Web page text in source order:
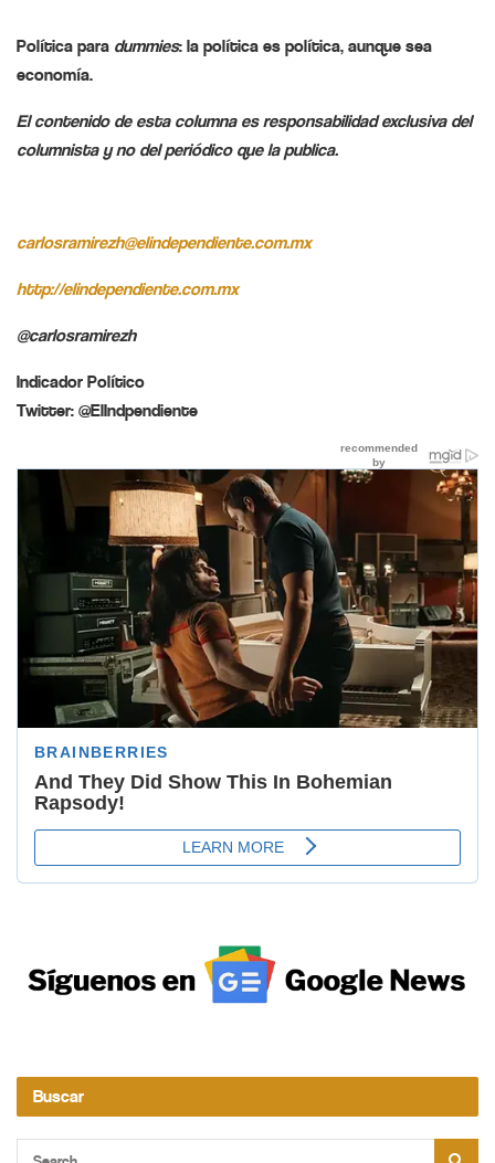
Política para dummies: la política es política, aunque sea
economía.
El contenido de esta columna es responsabilidad exclusiva del
columnista y no del periódico que la publica.
carlosramirezh@elindependiente.com.mx
http://elindependiente.com.mx
@carlosramirezh
Indicador Político
Twitter: @ElIndpendiente
Buscar